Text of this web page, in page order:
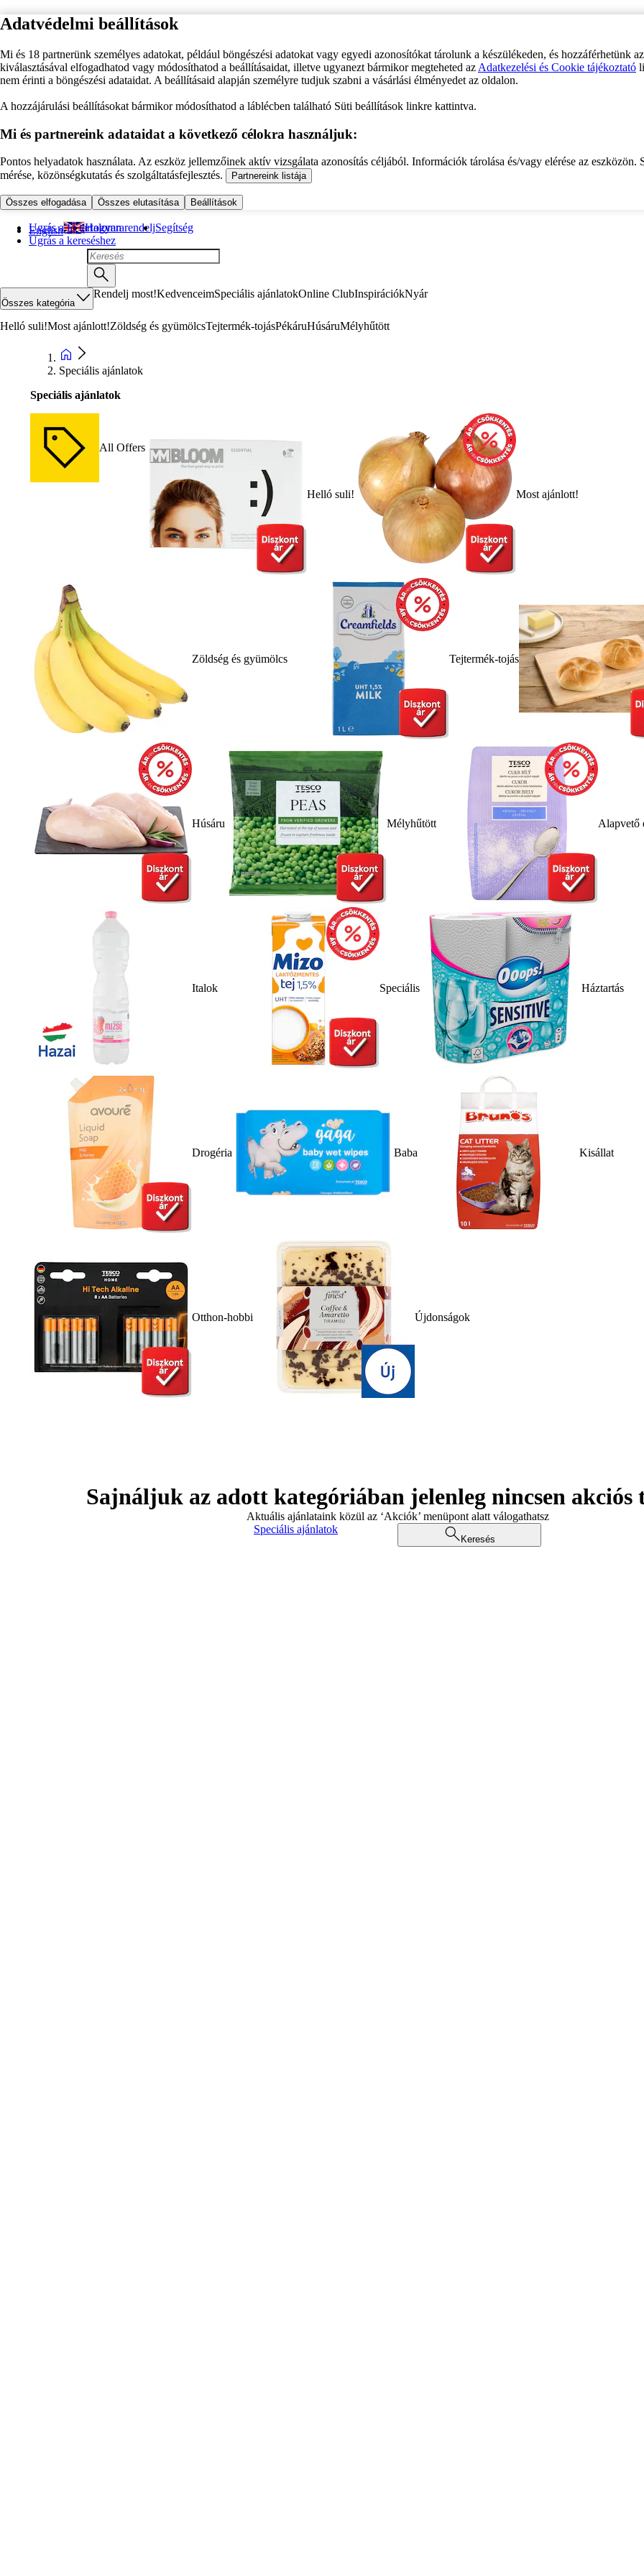
Adatvédelmi beállítások
Mi és 18 partnerünk személyes adatokat, például böngészési adatokat vagy egyedi azonosítókat tárolunk a készülékeden, és hozzáférhetünk
kiválasztásával elfogadhatod vagy módosíthatod a beállításaidat, illetve ugyanezt bármikor megteheted az Adatkezelési és Cookie tájékoztató
nem érinti a böngészési adataidat. A beállításaid alapján személyre tudjuk szabni a vásárlási élményedet az oldalon.
A hozzájárulási beállításokat bármikor módosíthatod a láblécben található Süti beállítások linkre kattintva.
Mi és partnereink adataidat a következő célokra használjuk:
Pontos helyadatok használata. Az eszköz jellemzőinek aktív vizsgálata azonosítás céljából. Információk tárolása és/vagy elérése az eszközön.
mérése, közönségkutatás és szolgáltatásfejlesztés.
Partnereink listája
Összes elfogadása Összes elutasítása Beállítások
Ugrás a fő tartalomra
Ugrás a kereséshez
English Hogyan rendeljSegítség
Összes kategória
Rendelj most!KedvenceimSpeciális ajánlatokOnline ClubInspirációkNyár
Helló suli!Most ajánlott!Zöldség és gyümölcsTejtermék-tojásPékáruHúsáruMélyhűtött
Speciális ajánlatok
Speciális ajánlatok
All Offers
Helló suli! Most ajánlott!
Zöldség és gyümölcs Tejtermék-tojás
Húsáru Mélyhűtött Alapvető
Italok Speciális Háztartás
Drogéria Baba Kisállat
Otthon-hobbi Újdonságok
Sajnáljuk az adott kategóriában jelenleg nincsen akciós
Aktuális ajánlataink közül az ‘Akciók’ menüpont alatt válogathatsz
Speciális ajánlatok
Keresés